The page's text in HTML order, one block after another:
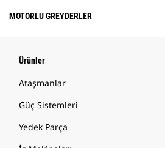
MOTORLU GREYDERLER
Ürünler
Ataşmanlar
Güç Sistemleri
Yedek Parça